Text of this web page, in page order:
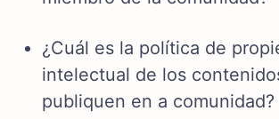
¿Cuál es la política de
intelectual de los
publiquen en a comunidad?